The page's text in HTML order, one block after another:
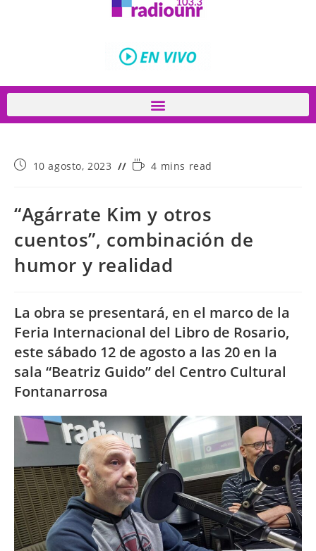
10 agosto, 2023 4 mins read
“Agárrate Kim y otros
cuentos”, combinación de
humor y realidad
La obra se presentará, en el marco de la
Feria Internacional del Libro de Rosario,
este sábado 12 de agosto a las 20 en la
sala “Beatriz Guido” del Centro Cultural
Fontanarrosa